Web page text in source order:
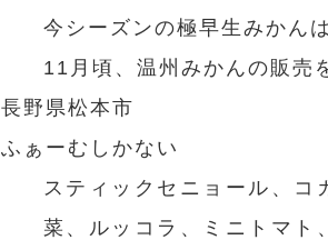
今シーズンの極早生みかん
11月頃、温州みかんの販売
長野県松本市
ふぁーむしかない
スティックセニョール、コ
菜、ルッコラ、ミニトマト